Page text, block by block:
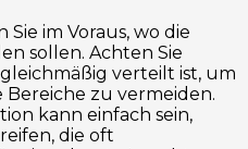
Sie im Voraus, wo die
sollen. Achten Sie
verteilt ist, um
zu vermeiden.
kann einfach sein,
die oft